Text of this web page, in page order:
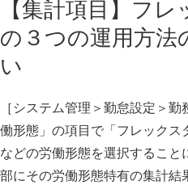
【集計項目】フ
の３つの運用方法
い
［システム管理＞勤怠設定＞
働形態」の項目で「フレックス
などの労働形態を選択すること
部にその労働形態特有の集計結